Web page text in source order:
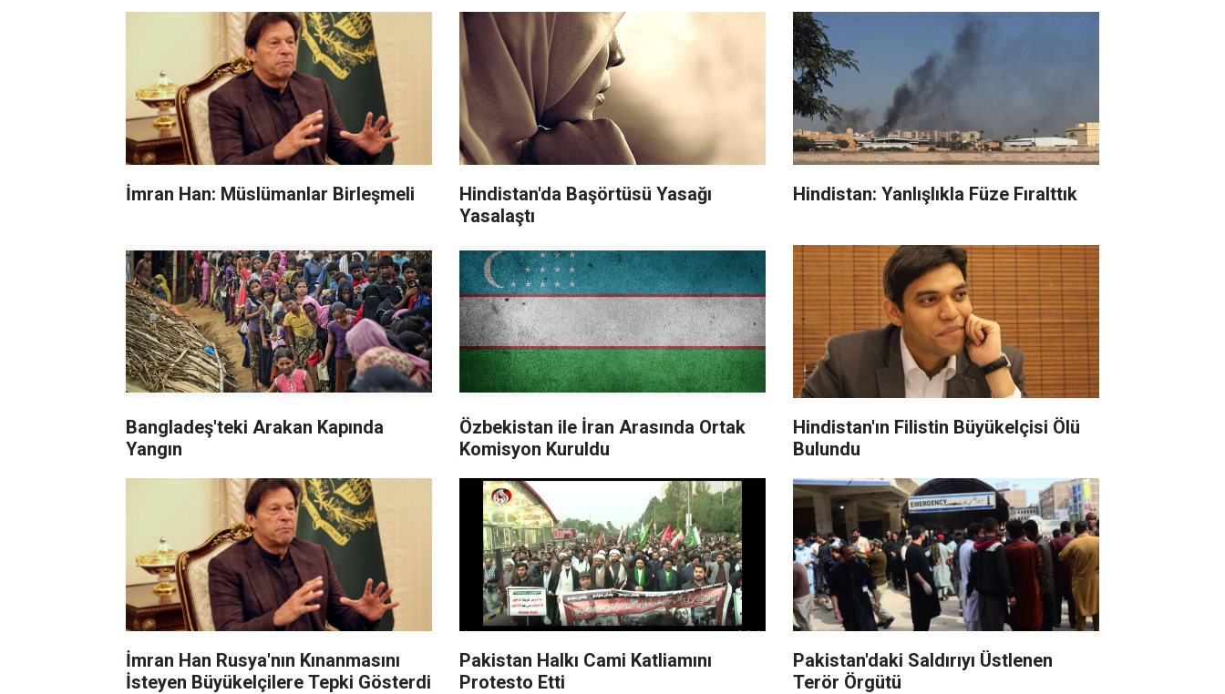
İmran Han: Müslümanlar Birleşmeli
Hindistan'da Başörtüsü Yasağı
Yasalaştı
Hindistan: Yanlışlıkla Füze Fıralttık
Bangladeş'teki Arakan Kapında
Yangın
Özbekistan ile İran Arasında Ortak
Komisyon Kuruldu
Hindistan'ın Filistin Büyükelçisi Ölü
Bulundu
İmran Han Rusya'nın Kınanmasını
İsteyen Büyükelçilere Tepki Gösterdi
Pakistan Halkı Cami Katliamını
Protesto Etti
Pakistan'daki Saldırıyı Üstlenen
Terör Örgütü